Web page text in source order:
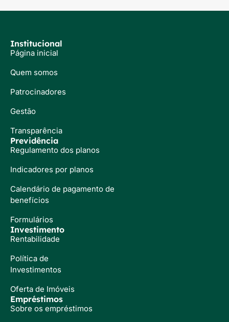
Institucional
Página inicial
Quem somos
Patrocinadores
Gestão
Transparência
Previdência
Regulamento dos planos
Indicadores por planos
Calendário de pagamento de
benefícios
Formulários
Investimento
Rentabilidade
Política de
Investimentos
Oferta de Imóveis
Empréstimos
Sobre os empréstimos